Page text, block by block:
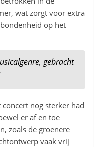
wat zorgt voor extra
op het
gebracht
nog sterker had
er af en toe
zoals de groenere
vaak vrij